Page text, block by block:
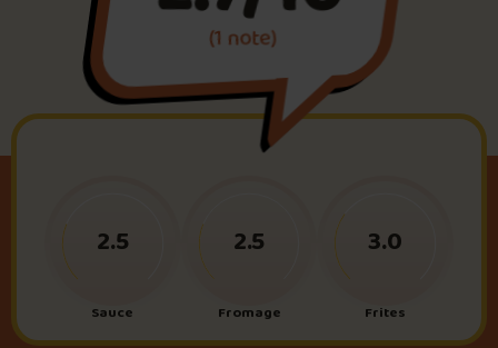
Foire aux questions
Me connecter
(1 note)
Sauce
2.5
Fromage
2.5
Frites
3.0